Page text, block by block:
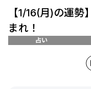
【1/16(月)の運
まれ！
占い